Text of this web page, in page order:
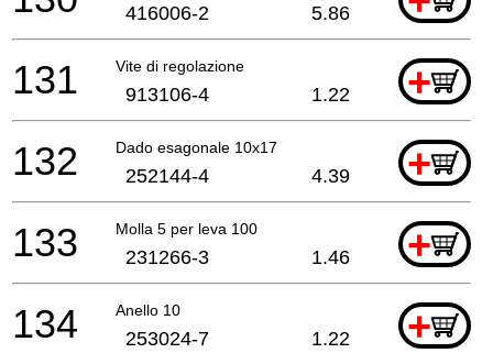
416006-2 5.86
Vite di regolazione +
131 913106-4 1.22
Dado esagonale 10x17 +
132 252144-4 4.39
Molla 5 per leva 100 +
133 231266-3 1.46
Anello 10 +
134 253024-7 1.22